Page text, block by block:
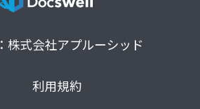
株式会社アプルーシッド
利用規約